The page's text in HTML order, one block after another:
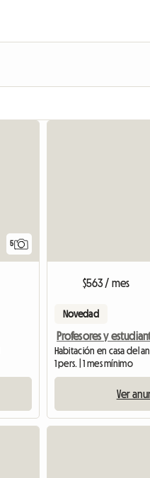
5
$563 / mes
Novedad
Habitación en casa del
1 pers. | 1 mes mínimo
Ver